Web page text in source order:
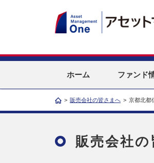
ホーム ファンド
> 販売会社の皆さまへ > 京都北都
販売会社